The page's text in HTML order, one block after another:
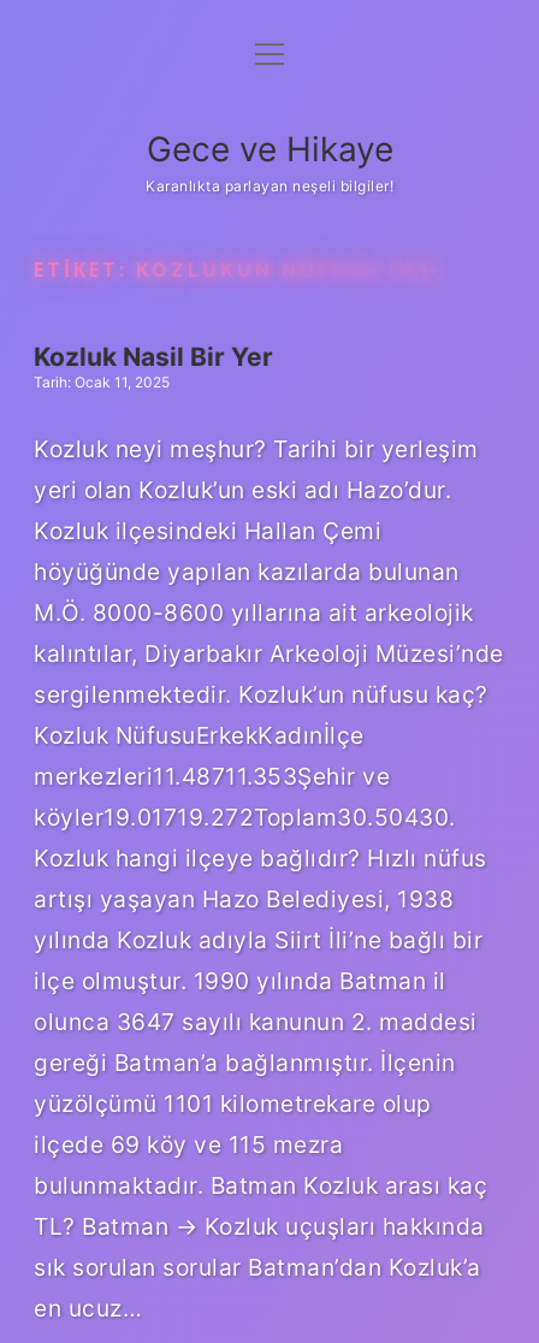
Anasayfa
Yasal Uyarı
menüyü
Gece ve Hikaye
Karanlıkta parlayan neşeli bilgiler!
ETIKET: KOZLUKUN NÜFUSU KAÇ
Kozluk Nasil Bir Yer
Tarih: Ocak 11, 2025
Kozluk neyi meşhur? Tarihi bir yerleşim
yeri olan Kozluk’un eski adı Hazo’dur.
Kozluk ilçesindeki Hallan Çemi
höyüğünde yapılan kazılarda bulunan
M.Ö. 8000-8600 yıllarına ait arkeolojik
kalıntılar, Diyarbakır Arkeoloji Müzesi’nde
sergilenmektedir. Kozluk’un nüfusu kaç?
Kozluk NüfusuErkekKadınİlçe
merkezleri11.48711.353Şehir ve
köyler19.01719.272Toplam30.50430.
Kozluk hangi ilçeye bağlıdır? Hızlı nüfus
artışı yaşayan Hazo Belediyesi, 1938
yılında Kozluk adıyla Siirt İli’ne bağlı bir
ilçe olmuştur. 1990 yılında Batman il
olunca 3647 sayılı kanunun 2. maddesi
gereği Batman’a bağlanmıştır. İlçenin
yüzölçümü 1101 kilometrekare olup
ilçede 69 köy ve 115 mezra
bulunmaktadır. Batman Kozluk arası kaç
TL? Batman → Kozluk uçuşları hakkında
sık sorulan sorular Batman’dan Kozluk’a
en ucuz…